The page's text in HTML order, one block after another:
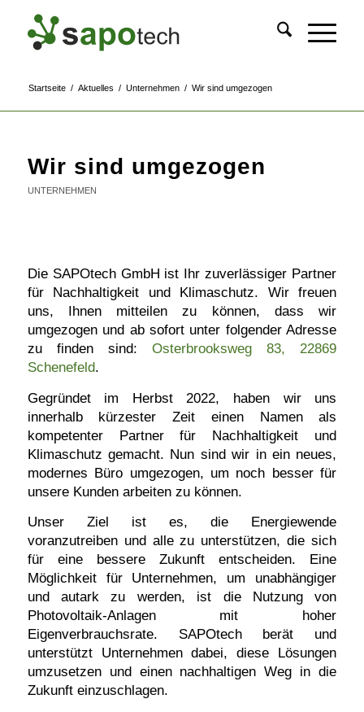
Startseite / Aktuelles / Unternehmen / Wir sind umgezogen
Wir sind umgezogen
UNTERNEHMEN
Die SAPOtech GmbH ist Ihr zuverlässiger Partner
für Nachhaltigkeit und Klimaschutz. Wir freuen
uns, Ihnen mitteilen zu können, dass wir
umgezogen und ab sofort unter folgender Adresse
zu finden sind:Osterbrooksweg 83, 22869
Schenefeld.
Gegründet im Herbst 2022, haben wir uns
innerhalb kürzester Zeit einen Namen als
kompetenter Partner für Nachhaltigkeit und
Klimaschutz gemacht. Nun sind wir in ein neues,
modernes Büro umgezogen, um noch besser für
unsere Kunden arbeiten zu können.
Unser Ziel ist es, die Energiewende
voranzutreiben und alle zu unterstützen, die sich
für eine bessere Zukunft entscheiden. Eine
Möglichkeit für Unternehmen, um unabhängiger
und autark zu werden, ist die Nutzung von
Photovoltaik-Anlagen mit hoher
Eigenverbrauchsrate. SAPOtech berät und
unterstützt Unternehmen dabei, diese Lösungen
umzusetzen und einen nachhaltigen Weg in die
Zukunft einzuschlagen.